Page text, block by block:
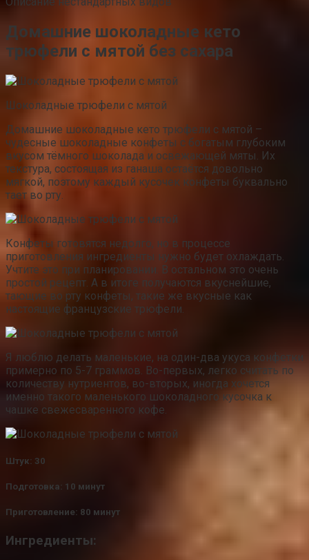
Домашние шоколадные кето
трюфели с мятой без сахара
Шоколадные трюфели с мятой
Домашние шоколадные кето трюфели с мятой –
чудесные шоколадные конфеты с богатым глубоким
вкусом тёмного шоколада и освежающей мяты. Их
текстура, состоящая из ганаша остаётся довольно
мягкой, поэтому каждый кусочек конфеты буквально
тает во рту.
Конфеты готовятся недолго, но в процессе
приготовления ингредиенты нужно будет охлаждать.
Учтите это при планировании. В остальном это очень
простой рецепт. А в итоге получаются вкуснейшие,
тающие во рту конфеты, такие же вкусные как
настоящие французские трюфели.
Я люблю делать маленькие, на один-два укуса конфетки
примерно по 5-7 граммов. Во-первых, легко считать по
количеству нутриентов, во-вторых, иногда хочется
именно такого маленького шоколадного кусочка к
чашке свежесваренного кофе.
Штук: 30
Подготовка: 10 минут
Приготовление: 80 минут
Ингредиенты: